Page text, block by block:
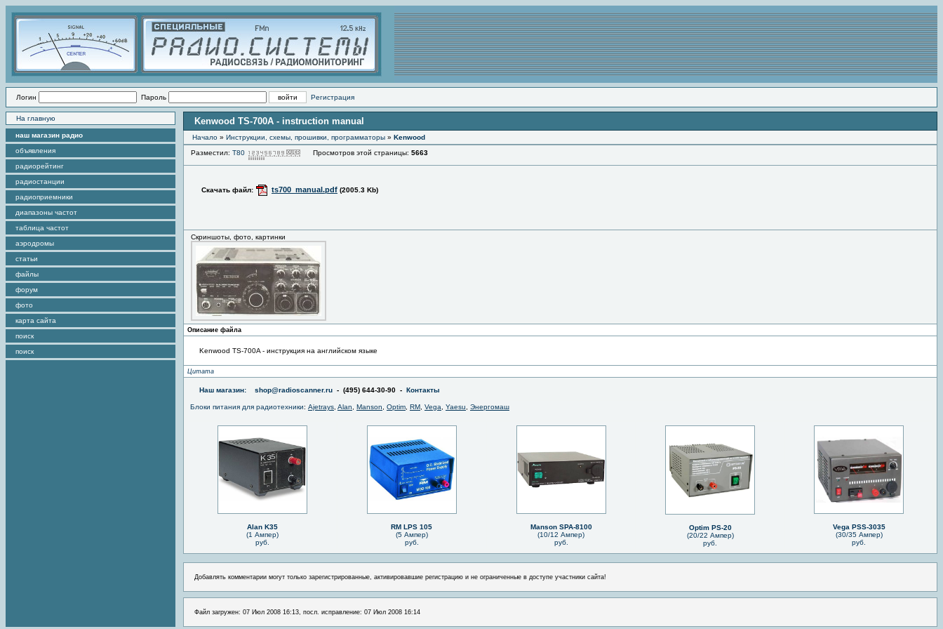
Логин Пароль Регистрация
На главную
наш магазин радио
объявления
радиорейтинг
радиостанции
радиоприемники
диапазоны частот
таблица частот
аэродромы
статьи
файлы
форум
фото
карта сайта
поиск
поиск
Kenwood TS-700A - instruction manual
Начало » Инструкции, схемы, прошивки, программаторы » Kenwood
Разместил: Т80 Просмотров этой страницы: 5663
Скачать файл: ts700_manual.pdf (2005.3 Kb)
Скриншоты, фото, картинки
Описание файла
Kenwood TS-700A - инструкция на английском языке
Цитата
Наш магазин: shop@radioscanner.ru - (495) 644-30-90 - Контакты
Блоки питания для радиотехники: Ajetrays Alan Manson Optim RM Vega Yaesu Энергомаш
Alan K35
(1 Ампер)
руб.
RM LPS 105
(5 Ампер)
руб.
Manson SPA-8100
(10/12 Ампер)
руб.
Optim PS-20
(20/22 Ампер)
руб.
Vega PSS-3035
(30/35 Ампер)
руб.
Добавлять комментарии могут только зарегистрированные, активировавшие регистрацию и не ограниченные в доступе участники сайта!
Файл загружен: 07 Июл 2008 16:13, посл. исправление: 07 Июл 2008 16:14